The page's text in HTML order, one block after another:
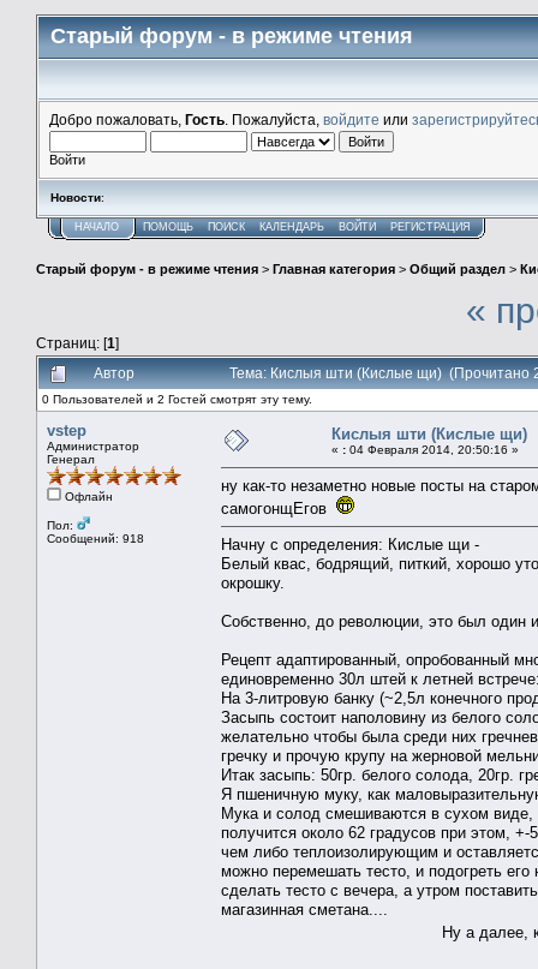
Старый форум - в режиме чтения
Добро пожаловать, Гость . Пожалуйста, войдите или
Войти
Новости:
НАЧАЛО ПОМОЩЬ ПОИСК КАЛЕНДАРЬ ВОЙТИ РЕГИСТРАЦИЯ
Старый форум - в режиме чтения > Главная категория > Общий раздел >
Страниц: [1]
«
Автор Тема: Кислыя шти (Кислые щи) (Прочитано
0 Пользователей и 2 Гостей смотрят эту тему.
vstep
Администратор
Генерал
Офлайн
Пол:
Сообщений: 918
Кислыя шти (Кислые щи)
« : 04 Февраля 2014, 20:50:16 »
ну как-то незаметно новые посты на
самогонщЕгов
Начну с определения: Кислые щи -
Белый квас, бодрящий, питкий, хорошо
окрошку.
Собственно, до революции, это был один
Рецепт адаптированный, опробованный
единовременно 30л штей к летней
На 3-литровую банку (~2,5л конечного
Засыпь состоит наполовину из белого
желательно чтобы была среди них
гречку и прочую крупу на жерновой
Итак засыпь: 50гр. белого солода, 20гр.
Я пшеничную муку, как
Мука и солод смешиваются в сухом виде,
получится около 62 градусов при этом,
чем либо теплоизолирующим и
можно перемешать тесто, и подогреть
сделать тесто с вечера, а утром
магазинная сметана....
Ну а далее, кому